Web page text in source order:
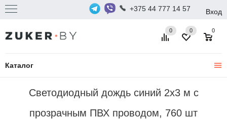
+375 44 777 14 57 Вход
Каталог
0 0
0
Светодиодный дождь синий 2х3 м с
прозрачным ПВХ проводом, 760 шт